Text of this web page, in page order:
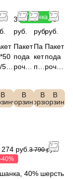
В
Новинка
300
руб.
Пакет
пода
рочн
50x40
В
корзину
300
руб.
Па
кет
по
чн
ый
В
корзину
300
руб.
Пакет
пода
рочн
50x40
В
корзину
274 руб. 3 790 руб.
-40%
40% шерсть